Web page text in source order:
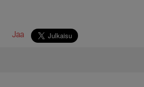
Jaa